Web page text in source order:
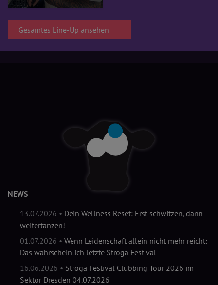
Gesamtes Line-Up ansehen
NEWS
13.07.2026 • Dein Wellness Reset: Erst schwitzen, dann
weitertanzen!
01.07.2026 • Wenn Leidenschaft allein nicht mehr reicht:
Das wahrscheinlich letzte Stroga Festival
16.06.2026 • Stroga Festival Clubbing Tour 2026 im
Sektor Dresden 04.07.2026